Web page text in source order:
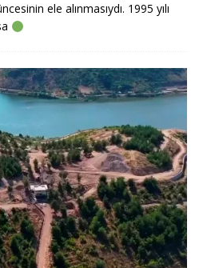
ele alınmasıydı. 1995 yılı